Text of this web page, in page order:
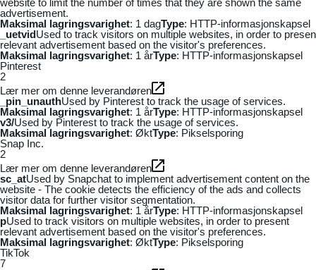
advertisement.
Maksimal lagringsvarighet: 1 dagType: HTTP-informasjonskapsel
_uetvidUsed to track visitors on multiple websites, in order to
relevant advertisement based on the visitor's preferences.
Maksimal lagringsvarighet: 1 årType: HTTP-informasjonskapsel
Pinterest
2
Lær mer om denne leverandøren
_pin_unauthUsed by Pinterest to track the usage of services.
Maksimal lagringsvarighet: 1 årType: HTTP-informasjonskapsel
v3/Used by Pinterest to track the usage of services.
Maksimal lagringsvarighet: ØktType: Pikselsporing
Snap Inc.
2
Lær mer om denne leverandøren
sc_atUsed by Snapchat to implement advertisement content on the
website - The cookie detects the efficiency of the ads and collects
visitor data for further visitor segmentation.
Maksimal lagringsvarighet: 1 årType: HTTP-informasjonskapsel
pUsed to track visitors on multiple websites, in order to present
relevant advertisement based on the visitor's preferences.
Maksimal lagringsvarighet: ØktType: Pikselsporing
TikTok
7